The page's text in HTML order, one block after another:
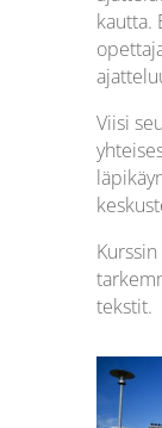
kautta.
Viisi
tekstit.